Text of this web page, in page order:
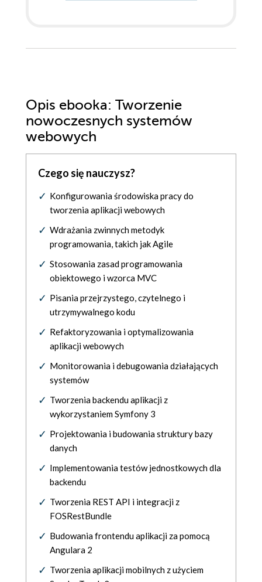
Opis ebooka: Tworzenie
nowoczesnych systemów
webowych
Czego się nauczysz?
Konfigurowania środowiska pracy do
tworzenia aplikacji webowych
Wdrażania zwinnych metodyk
programowania, takich jak Agile
Stosowania zasad programowania
obiektowego i wzorca MVC
Pisania przejrzystego, czytelnego i
utrzymywalnego kodu
Refaktoryzowania i optymalizowania
aplikacji webowych
Monitorowania i debugowania działających
systemów
Tworzenia backendu aplikacji z
wykorzystaniem Symfony 3
Projektowania i budowania struktury bazy
danych
Implementowania testów jednostkowych dla
backendu
Tworzenia REST API i integracji z
FOSRestBundle
Budowania frontendu aplikacji za pomocą
Angulara 2
Tworzenia aplikacji mobilnych z użyciem